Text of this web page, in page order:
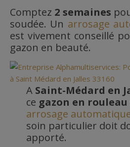
Comptez 2 semaines
soudée. Un arrosage
est vivement conseillé
gazon en beauté.
A Saint-Médard en
ce gazon en rouleau
arrosage
soin particulier doit
apporté.